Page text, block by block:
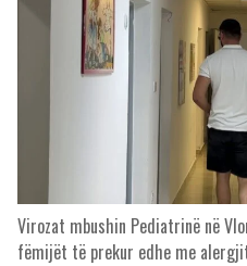
Virozat mbushin Pediatrinë në
fëmijët të prekur edhe me